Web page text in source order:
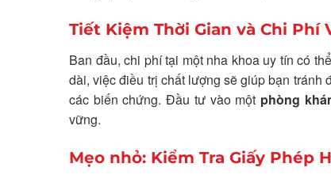
Tiết Kiệm Thời Gian và Chi Phí
Ban đầu, chi phí tại một nha khoa uy tín có
dài, việc điều trị chất lượng sẽ giúp bạn
các biến chứng. Đầu tư vào một phòng
vững.
Mẹo nhỏ: Kiểm Tra Giấy Phép